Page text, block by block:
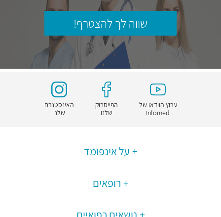
שווה לך להצטרף!
ערוץ הוידאו של
Infomed
הפייסבוק
שלנו
האינסטגרם
שלנו
על אינפומד
רופאים